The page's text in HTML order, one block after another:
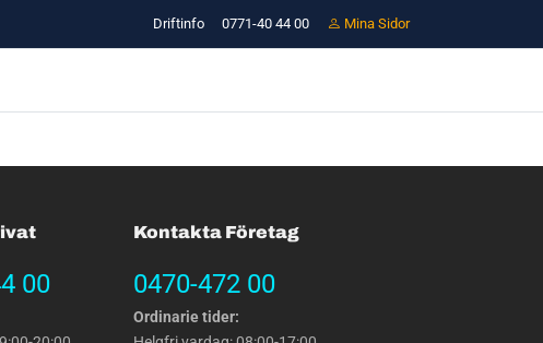
Driftinfo 0771-40 44 00 Mina Sidor
00
Kontakta Företag
0470-472 00
Ordinarie tider: